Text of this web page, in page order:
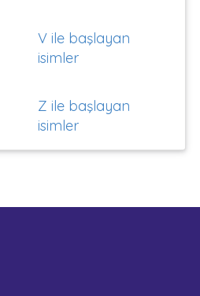
V ile başlayan
isimler
Z ile başlayan
isimler